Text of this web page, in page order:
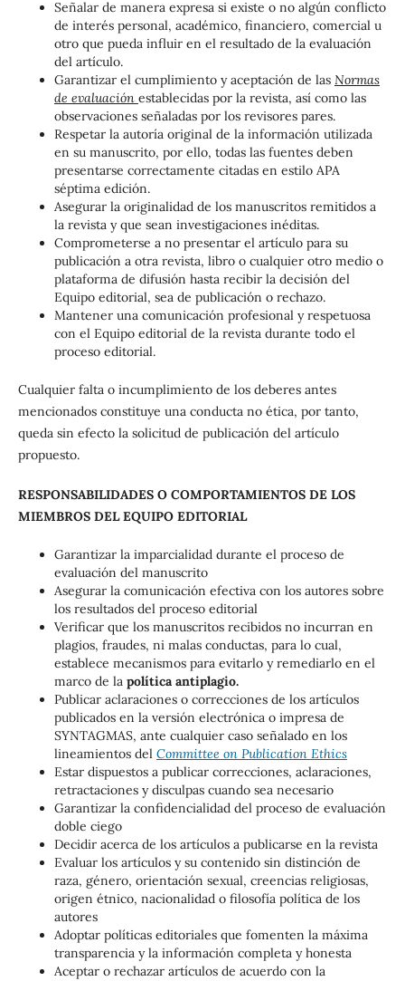
Señalar de manera expresa si existe o no algún conflicto
de interés personal, académico, financiero, comercial u
otro que pueda influir en el resultado de la evaluación
del artículo.
Garantizar el cumplimiento y aceptación de las Normas
de evaluación establecidas por la revista, así como las
observaciones señaladas por los revisores pares.
Respetar la autoría original de la información utilizada
en su manuscrito, por ello, todas las fuentes deben
presentarse correctamente citadas en estilo APA
séptima edición.
Asegurar la originalidad de los manuscritos remitidos a
la revista y que sean investigaciones inéditas.
Comprometerse a no presentar el artículo para su
publicación a otra revista, libro o cualquier otro medio o
plataforma de difusión hasta recibir la decisión del
Equipo editorial, sea de publicación o rechazo.
Mantener una comunicación profesional y respetuosa
con el Equipo editorial de la revista durante todo el
proceso editorial.
Cualquier falta o incumplimiento de los deberes antes
mencionados constituye una conducta no ética, por tanto,
queda sin efecto la solicitud de publicación del artículo
propuesto.
RESPONSABILIDADES O COMPORTAMIENTOS DE LOS
MIEMBROS DEL EQUIPO EDITORIAL
Garantizar la imparcialidad durante el proceso de
evaluación del manuscrito
Asegurar la comunicación efectiva con los autores sobre
los resultados del proceso editorial
Verificar que los manuscritos recibidos no incurran en
plagios, fraudes, ni malas conductas, para lo cual,
establece mecanismos para evitarlo y remediarlo en el
marco de la política antiplagio.
Publicar aclaraciones o correcciones de los artículos
publicados en la versión electrónica o impresa de
SYNTAGMAS, ante cualquier caso señalado en los
lineamientos del Committee on Publication Ethics
Estar dispuestos a publicar correcciones, aclaraciones,
retractaciones y disculpas cuando sea necesario
Garantizar la confidencialidad del proceso de evaluación
doble ciego
Decidir acerca de los artículos a publicarse en la revista
Evaluar los artículos y su contenido sin distinción de
raza, género, orientación sexual, creencias religiosas,
origen étnico, nacionalidad o filosofía política de los
autores
Adoptar políticas editoriales que fomenten la máxima
transparencia y la información completa y honesta
Aceptar o rechazar artículos de acuerdo con la